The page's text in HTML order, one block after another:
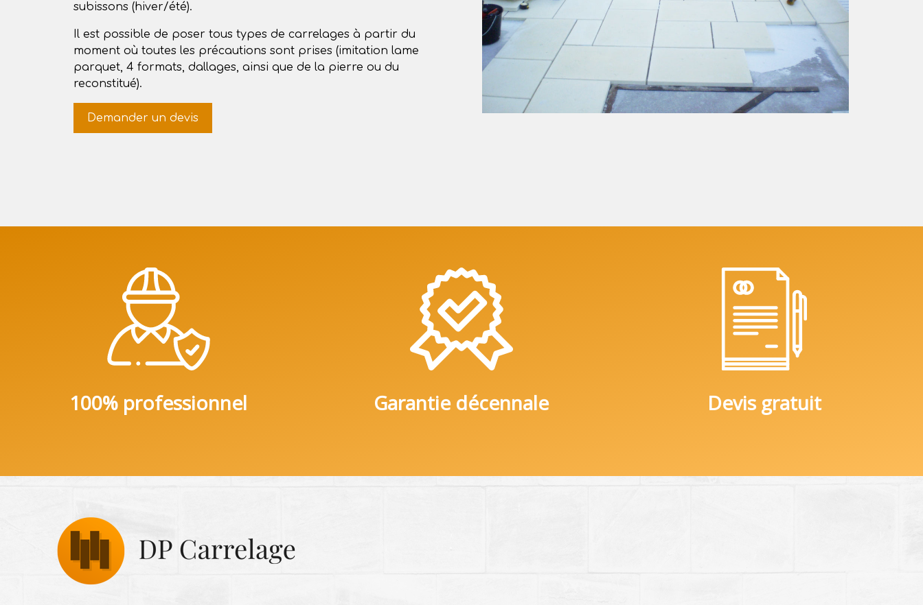
subissons (hiver/été).
Il est possible de poser tous types de carrelages à partir du
moment où toutes les précautions sont prises (imitation lame
parquet, 4 formats, dallages, ainsi que de la pierre ou du
reconstitué).
Demander un devis
100% professionnel Garantie décennale Devis gratuit